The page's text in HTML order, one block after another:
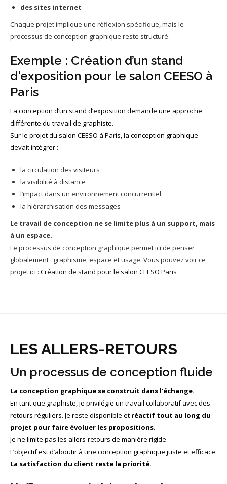
des sites internet
Chaque projet implique une réflexion spécifique, mais le
processus de conception graphique reste structuré.
Exemple : Création d’un stand
d'exposition pour le salon CEESO à
Paris
La conception d’un stand d’exposition demande une approche
différente du travail de graphiste.
Sur le projet du salon CEESO à Paris, la conception graphique
devait intégrer :
la circulation des visiteurs
la visibilité à distance
l’impact dans un environnement concurrentiel
la hiérarchisation des messages
Le travail de conception ne se limite plus à un support, mais
à un espace.
Le processus de conception graphique permet ici de penser
globalement : graphisme, espace et usage. Vous pouvez voir ce
projet ici : Création de stand pour le salon CEESO Paris
LES ALLERS-RETOURS
Un processus de conception fluide
La conception graphique se construit dans l’échange.
En tant que graphiste, je privilégie un travail collaboratif avec des
retours réguliers. Je reste disponible et réactif tout au long du
projet pour faire évoluer les propositions.
Je ne limite pas les allers-retours de manière rigide.
L’objectif est d’aboutir à une conception graphique juste et efficace.
La satisfaction du client reste la priorité.